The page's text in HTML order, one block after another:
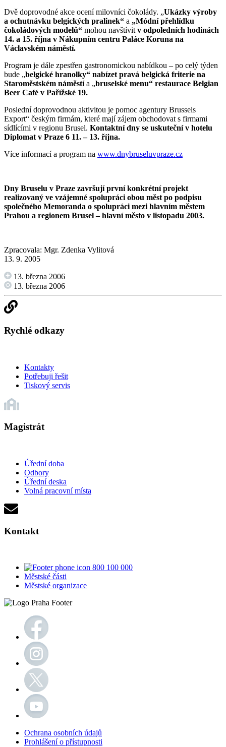
Dvě doprovodné akce ocení milovníci čokolády. „Ukázky výroby
a ochutnávku belgických pralinek“ a „Módní přehlídku
čokoládových modelů“ mohou navštívitv odpoledních hodinách
14. a 15. října v Nákupním centru Paláce Koruna na
Václavském náměstí.
Program je dále zpestřen gastronomickou nabídkou – po celý týden
bude „belgické hranolky“ nabízet pravá belgická friterie na
Staroměstském náměstía „bruselské menu“ restaurace Belgian
Beer Café v Pařížské 19.
Poslední doprovodnou aktivitou je pomoc agentury Brussels
Export“ českým firmám, které mají zájem obchodovat s firmami
sídlícími v regionu Brusel. Kontaktní dny se uskuteční v hotelu
Diplomat v Praze 6 11. – 13. října.
Více informací a program na www.dnybruseluvpraze.cz
Dny Bruselu v Praze završují první konkrétní projekt
realizovaný ve vzájemné spolupráci obou měst po podpisu
společného Memoranda o spolupráci mezi hlavním městem
Prahou a regionem Brusel – hlavní město v listopadu 2003.
Zpracovala: Mgr. Zdenka Vylitová
13. 9. 2005
13. března 2006
13. března 2006
Rychlé odkazy
Kontakty
Potřebuji řešit
Tiskový servis
Magistrát
Úřední doba
Odbory
Úřední deska
Volná pracovní místa
Kontakt
800 100 000
Městské části
Městské organizace
Ochrana osobních údajů
Prohlášení o přístupnosti